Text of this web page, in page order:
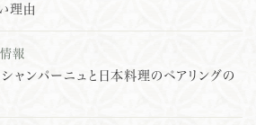
理由
報
ャンパーニュと日本料理のペアリングの